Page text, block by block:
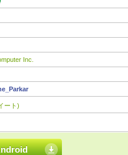
Inc.
ート)